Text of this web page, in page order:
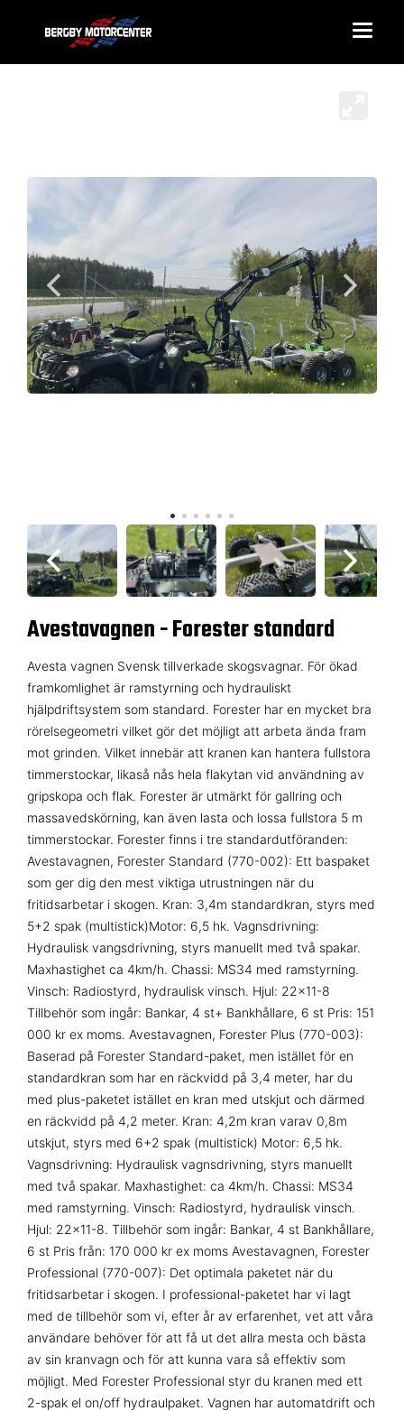
Avestavagnen - Forester standard
Avesta vagnen Svensk tillverkade skogsvagnar. För ökad
framkomlighet är ramstyrning och hydrauliskt
hjälpdriftsystem som standard. Forester har en mycket bra
rörelsegeometri vilket gör det möjligt att arbeta ända fram
mot grinden. Vilket innebär att kranen kan hantera fullstora
timmerstockar, likaså nås hela flakytan vid användning av
gripskopa och flak. Forester är utmärkt för gallring och
massavedskörning, kan även lasta och lossa fullstora 5 m
timmerstockar. Forester finns i tre standardutföranden:
Avestavagnen, Forester Standard (770-002): Ett baspaket
som ger dig den mest viktiga utrustningen när du
fritidsarbetar i skogen. Kran: 3,4m standardkran, styrs med
5+2 spak (multistick)Motor: 6,5 hk. Vagnsdrivning:
Hydraulisk vangsdrivning, styrs manuellt med två spakar.
Maxhastighet ca 4km/h. Chassi: MS34 med ramstyrning.
Vinsch: Radiostyrd, hydraulisk vinsch. Hjul: 22×11-8
Tillbehör som ingår: Bankar, 4 st+ Bankhållare, 6 st Pris: 151
000 kr ex moms. Avestavagnen, Forester Plus (770-003):
Baserad på Forester Standard-paket, men istället för en
standardkran som har en räckvidd på 3,4 meter, har du
med plus-paketet istället en kran med utskjut och därmed
en räckvidd på 4,2 meter. Kran: 4,2m kran varav 0,8m
utskjut, styrs med 6+2 spak (multistick) Motor: 6,5 hk.
Vagnsdrivning: Hydraulisk vagnsdrivning, styrs manuellt
med två spakar. Maxhastighet: ca 4km/h. Chassi: MS34
med ramstyrning. Vinsch: Radiostyrd, hydraulisk vinsch.
Hjul: 22×11-8. Tillbehör som ingår: Bankar, 4 st Bankhållare,
6 st Pris från: 170 000 kr ex moms Avestavagnen, Forester
Professional (770-007): Det optimala paketet när du
fritidsarbetar i skogen. I professional-paketet har vi lagt
med de tillbehör som vi, efter år av erfarenhet, vet att våra
användare behöver för att få ut det allra mesta och bästa
av sin kranvagn och för att kunna vara så effektiv som
möjligt. Med Forester Professional styr du kranen med ett
2-spak el on/off hydraulpaket. Vagnen har automatdrift och